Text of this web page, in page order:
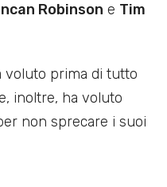
Robinson e Tim
voluto prima di tutto
inoltre, ha voluto
non sprecare i suoi